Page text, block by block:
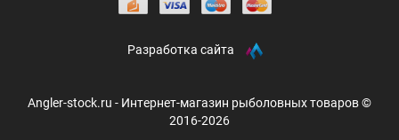
Разработка сайта
Angler-stock.ru - Интернет-магазин рыболовных товаров ©
2016-2026